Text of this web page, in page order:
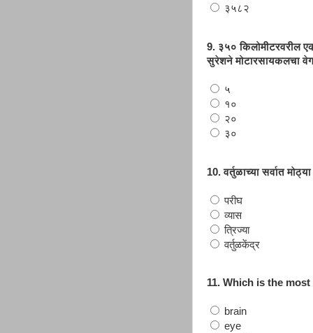
३५८२
9. ३५० किलोमीटरवरील
सुरेशने मोटारसायकलचा वेग
५
१०
२०
३०
10. वर्तुळाच्या सर्वात
परीघ
व्यास
त्रिज्या
वर्तुळकेंद्र
11. Which is the most
brain
eye